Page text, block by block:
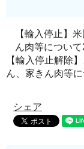
【輸入停止】
ん肉等につい
【輸入停止解除
ん、家きん肉等
シェア